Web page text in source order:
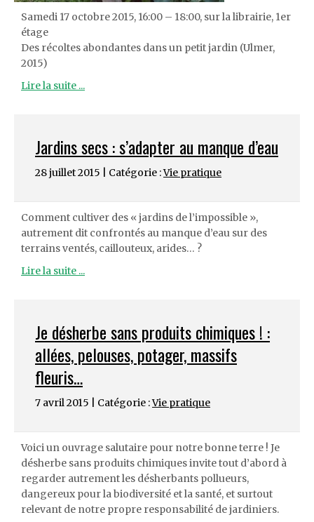
Samedi 17 octobre 2015, 16:00 – 18:00, sur la librairie, 1er
étage
Des récoltes abondantes dans un petit jardin (Ulmer,
2015)
Lire la suite ...
Jardins secs : s’adapter au manque d’eau
28 juillet 2015 | Catégorie :Vie pratique
Comment cultiver des « jardins de l’impossible »,
autrement dit confrontés au manque d’eau sur des
terrains ventés, caillouteux, arides… ?
Lire la suite ...
Je désherbe sans produits chimiques ! :
allées, pelouses, potager, massifs
fleuris…
7 avril 2015 | Catégorie :Vie pratique
Voici un ouvrage salutaire pour notre bonne terre ! Je
désherbe sans produits chimiques invite tout d’abord à
regarder autrement les désherbants pollueurs,
dangereux pour la biodiversité et la santé, et surtout
relevant de notre propre responsabilité de jardiniers.